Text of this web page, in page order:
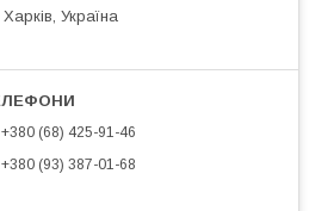
Харків, Україна
+380 (68) 425-91-46
+380 (93) 387-01-68